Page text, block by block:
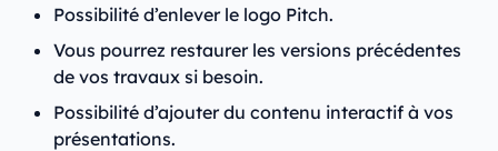
Possibilité d’enlever le logo Pitch.
Vous pourrez restaurer les versions précédentes
de vos travaux si besoin.
Possibilité d’ajouter du contenu interactif à vos
présentations.